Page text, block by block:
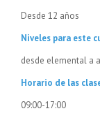
Desde 12 años
Niveles para este
desde elemental a
Horario de las
09:00-17:00